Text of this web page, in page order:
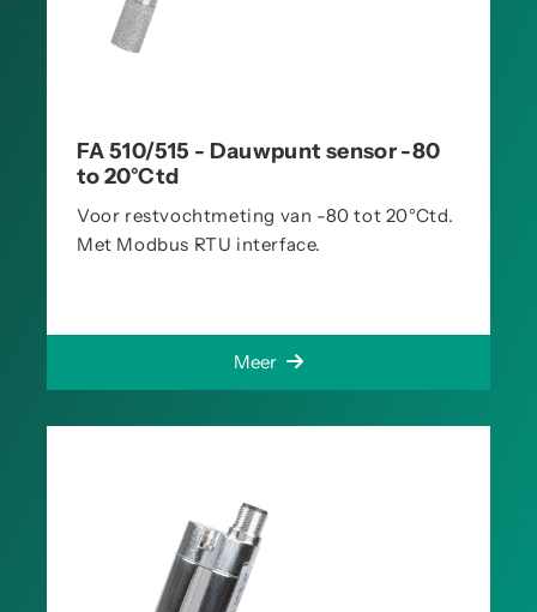
FA 510/515 - Dauwpunt sensor -80
to 20°Ctd
Voor restvochtmeting van -80 tot 20°Ctd.
Met Modbus RTU interface.
Meer